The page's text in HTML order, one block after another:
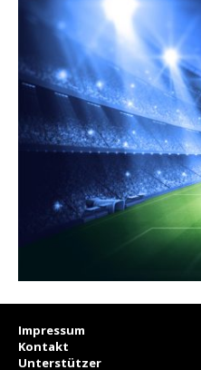
Impressum
Kontakt
Unterstützer